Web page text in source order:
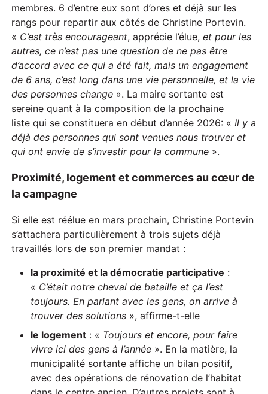
membres. 6 d’entre eux sont d’ores et déjà sur les
rangs pour repartir aux côtés de Christine Portevin.
« C’est très encourageant, apprécie l’élue,et pour les
autres, ce n’est pas une question de ne pas être
d’accord avec ce qui a été fait, mais un engagement
de 6 ans, c’est long dans une vie personnelle, et la vie
des personnes change ». La maire sortante est
sereine quant à la composition de la prochaine
liste qui se constituera en début d’année 2026: « Il y a
déjà des personnes qui sont venues nous trouver et
qui ont envie de s’investir pour la commune ».
Proximité, logement et commerces au cœur de
la campagne
Si elle est réélue en mars prochain, Christine Portevin
s’attachera particulièrement à trois sujets déjà
travaillés lors de son premier mandat :
la proximité et la démocratie participative :
« C’était notre cheval de bataille et ça l’est
toujours. En parlant avec les gens, on arrive à
trouver des solutions », affirme-t-elle
le logement : « Toujours et encore, pour faire
vivre ici des gens à l’année ». En la matière, la
municipalité sortante affiche un bilan positif,
avec des opérations de rénovation de l’habitat